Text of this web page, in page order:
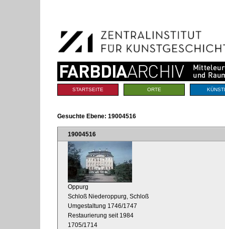
Navigation
Sektionen
STARTSEITE ORTE
Gesuchte Ebene: 19004516
19004516
Oppurg
Schloß Niederoppurg, Schloß
Umgestaltung 1746/1747
Restaurierung seit 1984
1705/1714